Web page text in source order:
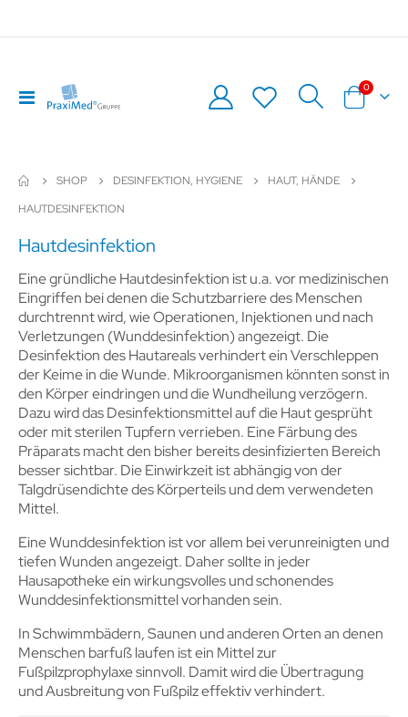
Navigation
umschalten
Warenkorb
0Artikel
SHOP DESINFEKTION, HYGIENE
HAUT, HÄNDE
HAUTDESINFEKTION
Hautdesinfektion
Eine gründliche Hautdesinfektion ist u.a. vor medizinischen
Eingriffen bei denen die Schutzbarriere des Menschen
durchtrennt wird, wie Operationen, Injektionen und nach
Verletzungen (Wunddesinfektion) angezeigt. Die
Desinfektion des Hautareals verhindert ein Verschleppen
der Keime in die Wunde. Mikroorganismen könnten sonst in
den Körper eindringen und die Wundheilung verzögern.
Dazu wird das Desinfektionsmittel auf die Haut gesprüht
oder mit sterilen Tupfern verrieben. Eine Färbung des
Präparats macht den bisher bereits desinfizierten Bereich
besser sichtbar. Die Einwirkzeit ist abhängig von der
Talgdrüsendichte des Körperteils und dem verwendeten
Mittel.
Eine Wunddesinfektion ist vor allem bei verunreinigten und
tiefen Wunden angezeigt. Daher sollte in jeder
Hausapotheke ein wirkungsvolles und schonendes
Wunddesinfektionsmittel vorhanden sein.
In Schwimmbädern, Saunen und anderen Orten an denen
Menschen barfuß laufen ist ein Mittel zur
Fußpilzprophylaxe sinnvoll. Damit wird die Übertragung
und Ausbreitung von Fußpilz effektiv verhindert.